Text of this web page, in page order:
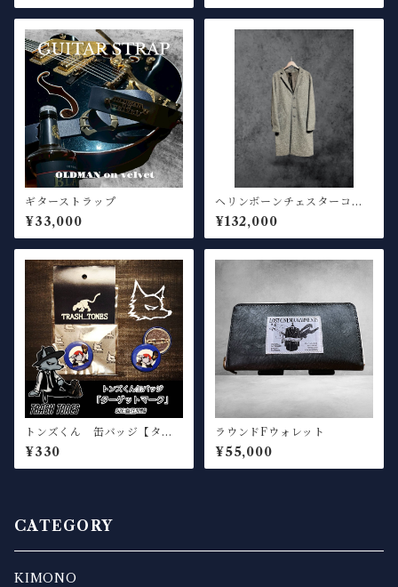
ギターストラップ
¥33,000
ヘリンボーンチェスターコー
ト
¥132,000
トンズくん 缶バッジ【ター
ゲット】
¥330
ラウンドFウォレット
¥55,000
CATEGORY
KIMONO